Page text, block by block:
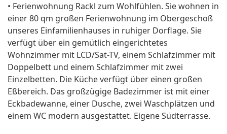
• Ferienwohnung Rackl zum Wohlfühlen. Sie wohnen in
einer 80 qm großen Ferienwohnung im Obergeschoß
unseres Einfamilienhauses in ruhiger Dorflage. Sie
verfügt über ein gemütlich eingerichtetes
Wohnzimmer mit LCD/Sat-TV, einem Schlafzimmer mit
Doppelbett und einem Schlafzimmer mit zwei
Einzelbetten. Die Küche verfügt über einen großen
Eßbereich. Das großzügige Badezimmer ist mit einer
Eckbadewanne, einer Dusche, zwei Waschplätzen und
einem WC modern ausgestattet. Eigene Südterrasse.